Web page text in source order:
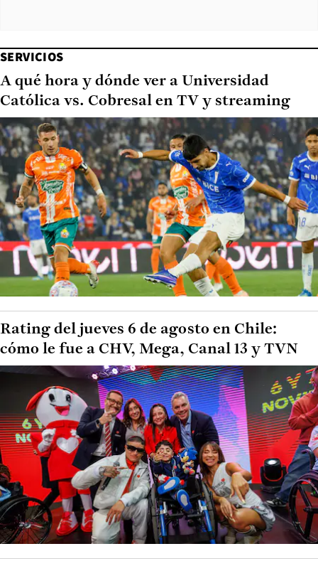
SERVICIOS
A qué hora y dónde ver a Universidad
Católica vs. Cobresal en TV y streaming
Rating del jueves 6 de agosto en Chile:
cómo le fue a CHV, Mega, Canal 13 y TVN